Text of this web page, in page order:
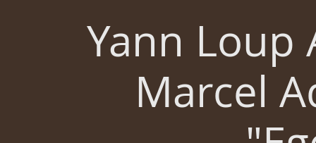
Yann Loup
Marcel